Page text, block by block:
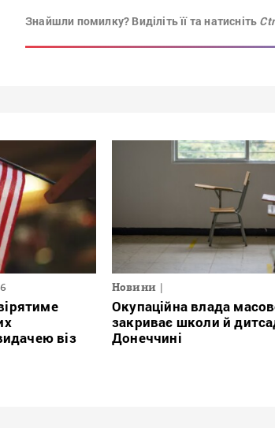
Знайшли помилку? Виділіть її та натисніть
віз
Новини
Окупаційна влада
закриває школи й
Донеччині